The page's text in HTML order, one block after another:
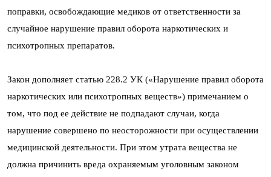
поправки, освобождающие медиков от ответственности за
случайное нарушение правил оборота наркотических и
психотропных препаратов.
Закон дополняет статью 228.2 УК («Нарушение правил оборота
наркотических или психотропных веществ») примечанием о
том, что под ее действие не подпадают случаи, когда
нарушение совершено по неосторожности при осуществлении
медицинской деятельности. При этом утрата вещества не
должна причинить вреда охраняемым уголовным законом